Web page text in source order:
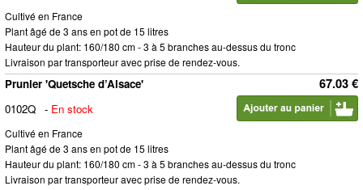
Cultivé en France
Plant âgé de 3 ans en pot de 15 litres
Hauteur du plant: 160/180 cm - 3 à 5 branches au-dessus du tronc
Livraison par transporteur avec prise de rendez-vous.
67.03 €
Prunier 'Quetsche d’Alsace'
0102Q - En stock
Cultivé en France
Plant âgé de 3 ans en pot de 15 litres
Hauteur du plant: 160/180 cm - 3 à 5 branches au-dessus du tronc
Livraison par transporteur avec prise de rendez-vous.